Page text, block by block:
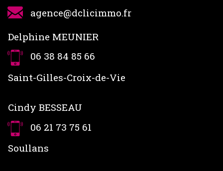
agence@dclicimmo.fr
Delphine MEUNIER
06 38 84 85 66
Saint-Gilles-Croix-de-Vie
Cindy BESSEAU
06 21 73 75 61
Soullans